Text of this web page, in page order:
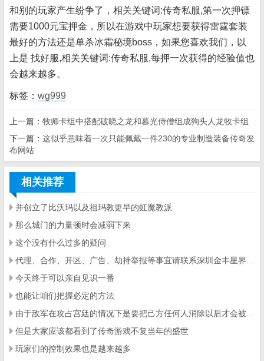
和别的玩家产生纷争了，相关关键词:传奇私服,第一次押镖
需要1000元宝押金，所以在游戏中玩家想要获得雷霆套装
最好的方法还是单杀冰霜秘境boss，如果您喜欢我们，以
上是 找好服,相关关键词:传奇私服,每押一次获得的经验值也
会越来越多。
标签： wg999
上一篇： 牧师卡组中搭配破晓之龙和暮光侍僧组成狗头人龙牧卡组
下一篇： 这似乎意味着一次只能佩戴一件230的专业制造装备传奇发
布网站
相关推荐
并创立了比沃玛以及祖玛教更早的虹魔教派
那么城门的力量顿时会减弱下来
这个没有什么过多的疑问
今天终于可以亲自见识一番
也能让咱们把握必定的方法
但是大家应该都看到了传奇游戏不复当年的盛世
玩家们的控制效果也是越来越多